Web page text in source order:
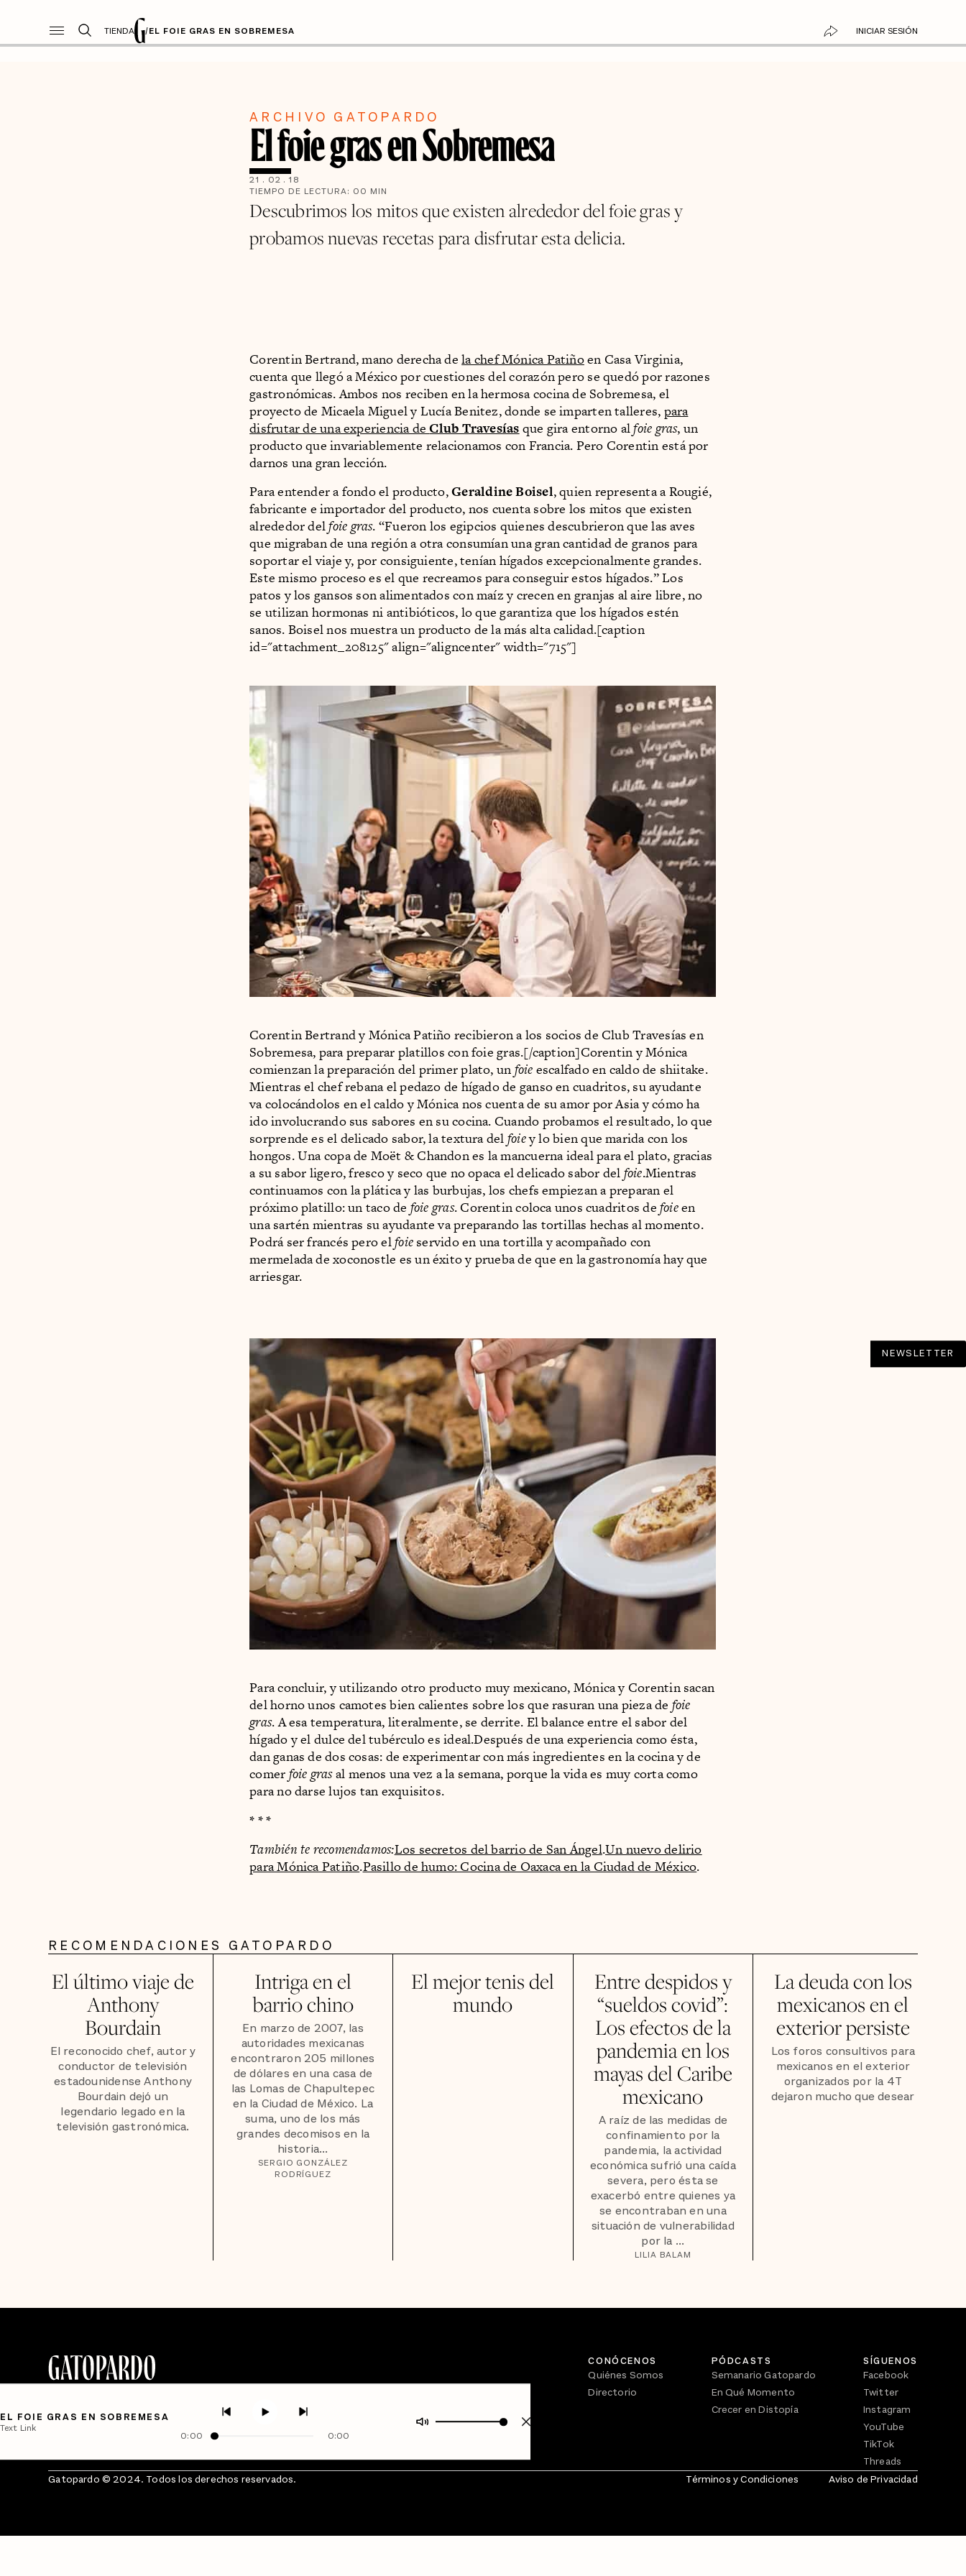
TIENDA /EL FOIE GRAS EN SOBREMESA INICIAR SESIÓN
ARCHIVO GATOPARDO
El foie gras en Sobremesa
21 . 02 . 18
TIEMPO DE LECTURA: 00 MIN
Descubrimos los mitos que existen alrededor del foie gras y
probamos nuevas recetas para disfrutar esta delicia.
Corentin Bertrand, mano derecha dela chef Mónica Patiñoen Casa Virginia,
cuenta que llegó a México por cuestiones del corazón pero se quedó por razones
gastronómicas. Ambos nos reciben en la hermosa cocina de Sobremesa, el
proyecto de Micaela Miguel y Lucía Benitez, donde se imparten talleres, para
disfrutar de una experiencia deClub Travesías que gira entorno alfoie gras, un
producto que invariablemente relacionamos con Francia. Pero Corentin está por
darnos una gran lección.
Para entender a fondo el producto,Geraldine Boisel, quien representa a Rougié,
fabricante e importador del producto, nos cuenta sobre los mitos que existen
alrededor delfoie gras. “Fueron los egipcios quienes descubrieron que las aves
que migraban de una región a otra consumían una gran cantidad de granos para
soportar el viaje y, por consiguiente, tenían hígados excepcionalmente grandes.
Este mismo proceso es el que recreamos para conseguir estos hígados.” Los
patos y los gansos son alimentados con maíz y crecen en granjas al aire libre, no
se utilizan hormonas ni antibióticos, lo que garantiza que los hígados estén
sanos. Boisel nos muestra un producto de la más alta calidad.[caption
id="attachment_208125" align="aligncenter" width="715"]
Corentin Bertrand y Mónica Patiño recibieron a los socios de Club Travesías en
Sobremesa, para preparar platillos con foie gras.[/caption]Corentin y Mónica
comienzan la preparación del primer plato, un foie escalfado en caldo de shiitake.
Mientras el chef rebana el pedazo de hígado de ganso en cuadritos, su ayudante
va colocándolos en el caldo y Mónica nos cuenta de su amor por Asia y cómo ha
ido involucrando sus sabores en su cocina. Cuando probamos el resultado, lo que
sorprende es el delicado sabor, la textura del foiey lo bien que marida con los
hongos. Una copa de Moët & Chandon es la mancuerna ideal para el plato, gracias
a su sabor ligero, fresco y seco que no opaca el delicado sabor del foie.Mientras
continuamos con la plática y las burbujas, los chefs empiezan a preparan el
próximo platillo: un taco de foie gras. Corentin coloca unos cuadritos de foieen
una sartén mientras su ayudante va preparando las tortillas hechas al momento.
Podrá ser francés pero elfoie servido en una tortilla y acompañado con
mermelada de xoconostle es un éxito y prueba de que en la gastronomía hay que
arriesgar.
Para concluir, y utilizando otro producto muy mexicano, Mónica y Corentin sacan
del horno unos camotes bien calientes sobre los que rasuran una pieza de foie
gras. A esa temperatura, literalmente, se derrite. El balance entre el sabor del
hígado y el dulce del tubérculo es ideal.Después de una experiencia como ésta,
dan ganas de dos cosas: de experimentar con más ingredientes en la cocina y de
comer foie grasal menos una vez a la semana, porque la vida es muy corta como
para no darse lujos tan exquisitos.
* * *
También te recomendamos:Los secretos del barrio de San Ángel.Un nuevo delirio
para Mónica Patiño.Pasillo de humo: Cocina de Oaxaca en la Ciudad de México.
NEWSLETTER
RECOMENDACIONES GATOPARDO
El último viaje de
Anthony
Bourdain
El reconocido chef, autor y
conductor de televisión
estadounidense Anthony
Bourdain dejó un
legendario legado en la
televisión gastronómica.
Intriga en el
barrio chino
En marzo de 2007, las
autoridades mexicanas
encontraron 205 millones
de dólares en una casa de
las Lomas de Chapultepec
en la Ciudad de México. La
suma, uno de los más
grandes decomisos en la
historia...
SERGIO GONZÁLEZ
RODRÍGUEZ
El mejor tenis del
mundo
Entre despidos y
“sueldos covid”:
Los efectos de la
pandemia en los
mayas del Caribe
mexicano
A raíz de las medidas de
confinamiento por la
pandemia, la actividad
económica sufrió una caída
severa, pero ésta se
exacerbó entre quienes ya
se encontraban en una
situación de vulnerabilidad
por la ...
LILIA BALAM
La deuda con los
mexicanos en el
exterior persiste
Los foros consultivos para
mexicanos en el exterior
organizados por la 4T
dejaron mucho que desear
EL FOIE GRAS EN SOBREMESA
Text Link
0:00 0:00
CONÓCENOS
Quiénes Somos
Directorio
PÓDCASTS
Semanario Gatopardo
En Qué Momento
Crecer en Distopía
SÍGUENOS
Facebook
Twitter
Instagram
YouTube
TikTok
Threads
Gatopardo © 2024. Todos los derechos reservados.
Términos y Condiciones Aviso de Privacidad